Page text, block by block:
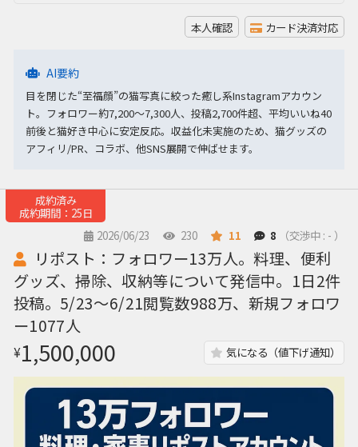
本人確認 カード決済対応
AI要約
目を閉じた“至福顔”の猫写真に絞った癒し系Instagramアカウン
ト。フォロワー約7,200〜7,300人、投稿2,700件超、平均いいね40
前後と猫好き中心に安定反応。収益化未実施のため、猫グッズの
アフィリ/PR、コラボ、他SNS展開で伸ばせます。
成約済み
成約期間：25日
2026/06/23
230 11 8 （交渉中 : - ）
リポスト：フォロワー13万人。料理、便利
グッズ、掃除、収納等について発信中。1日2件
投稿。5/23〜6/21閲覧数988万、新規フォロワ
ー1077人
¥1,500,000 気になる（値下げ通知）